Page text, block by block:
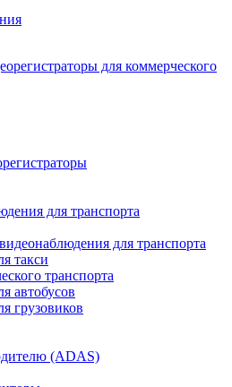
для коммерческого
для транспорта
для транспорта
такси
транспорта
автобусов
грузовиков
(ADAS)